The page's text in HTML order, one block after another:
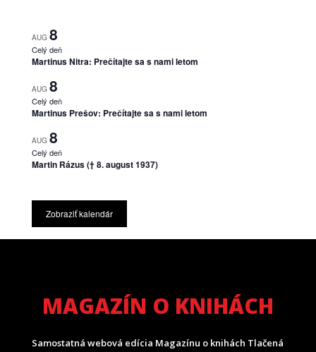
AUG 8
Celý deň
Martinus Nitra: Prečítajte sa s nami letom
AUG 8
Celý deň
Martinus Prešov: Prečítajte sa s nami letom
AUG 8
Celý deň
Martin Rázus († 8. august 1937)
Zobraziť kalendár
MAGAZÍN O KNIHÁCH
Samostatná webová edícia Magazínu o knihách Tlačená